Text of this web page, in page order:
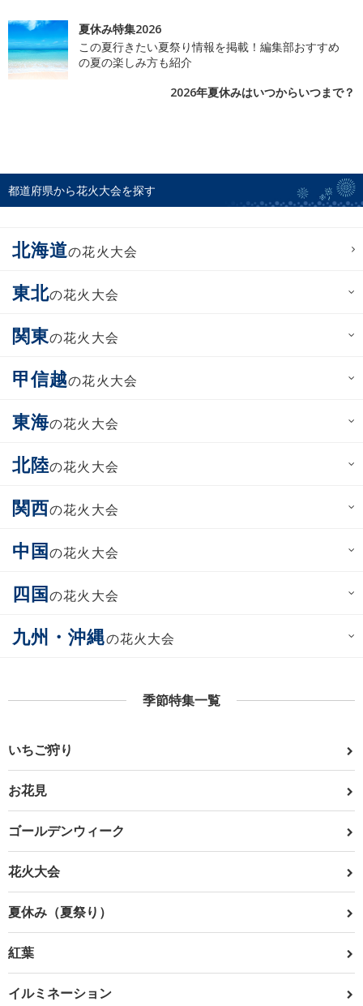
夏休み特集2026
この夏行きたい夏祭り情報を掲載！編集部おすすめ
の夏の楽しみ方も紹介
2026年夏休みはいつからいつまで？
都道府県から花火大会を探す
北海道の花火大会
東北の花火大会
関東の花火大会
甲信越の花火大会
東海の花火大会
北陸の花火大会
関西の花火大会
中国の花火大会
四国の花火大会
九州・沖縄の花火大会
季節特集一覧
いちご狩り
お花見
ゴールデンウィーク
花火大会
夏休み（夏祭り）
紅葉
イルミネーション